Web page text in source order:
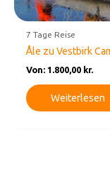
7 Tage Reise
Åle zu Vestbirk
Von: 1.800,00 kr.
Weiterlesen